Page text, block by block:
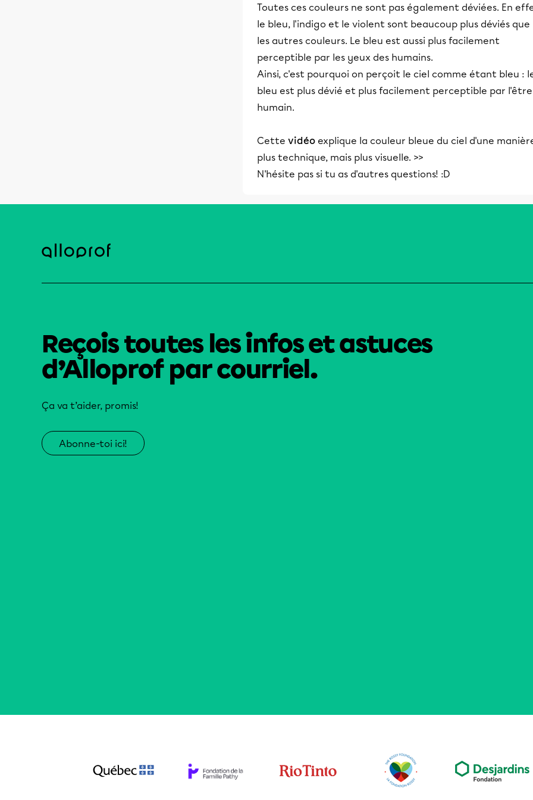
Toutes ces couleurs ne sont pas également déviées. En
le bleu, l'indigo et le violent sont beaucoup plus déviés que
les autres couleurs. Le bleu est aussi plus facilement
perceptible par les yeux des humains.
Ainsi, c'est pourquoi on perçoit le ciel comme étant bleu :
bleu est plus dévié et plus facilement perceptible par l'être
humain.
Cette vidéo explique la couleur bleue du ciel d'une
plus technique, mais plus visuelle. >>
N'hésite pas si tu as d'autres questions! :D
Reçois toutes les infos et astuces
d’Alloprof par courriel.
Ça va t’aider, promis!
Abonne-toi ici!